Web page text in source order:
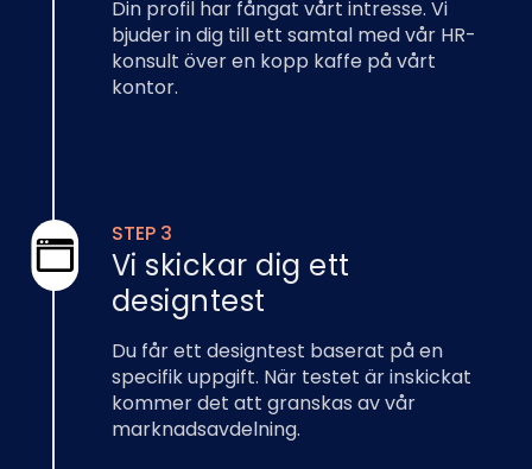
Din profil har fångat vårt intresse. Vi
bjuder in dig till ett samtal med vår HR-
konsult över en kopp kaffe på vårt
kontor.
STEP 3
Vi skickar dig ett
designtest
Du får ett designtest baserat på en
specifik uppgift. När testet är inskickat
kommer det att granskas av vår
marknadsavdelning.